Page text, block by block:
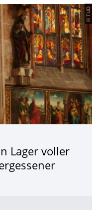
© TUD
Lager voller